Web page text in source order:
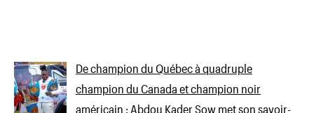
De champion du Québec à quadruple
champion du Canada et champion noir
américain : Abdou Kader Sow met son savoir-